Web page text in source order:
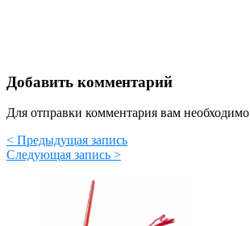
Добавить комментарий
Для отправки комментария вам необходимо
< Предыдущая запись
Следующая запись >